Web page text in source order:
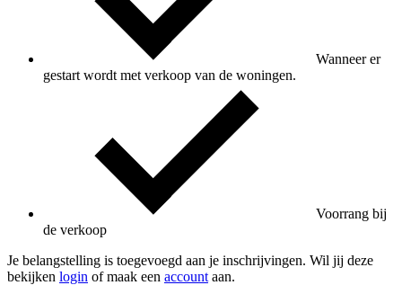
Wanneer er
gestart wordt met verkoop van de woningen.
Voorrang bij
de verkoop
Je belangstelling is toegevoegd aan je inschrijvingen. Wil jij deze
bekijken login of maak een account aan.